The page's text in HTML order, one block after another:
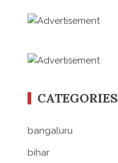
CATEGORIES
bangaluru
bihar